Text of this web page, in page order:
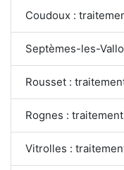
Coudoux :
Septèmes-les-
Rousset :
Rognes :
Vitrolles :